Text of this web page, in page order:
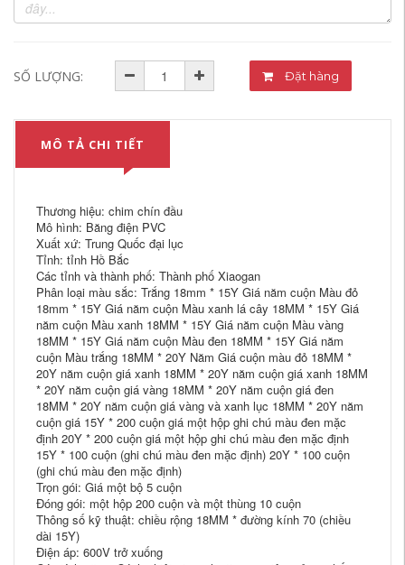
SỐ LƯỢNG: Đặt hàng
MÔ TẢ CHI TIẾT
Thương hiệu: chim chín đầu
Mô hình: Băng điện PVC
Xuất xứ: Trung Quốc đại lục
Tỉnh: tỉnh Hồ Bắc
Các tỉnh và thành phố: Thành phố Xiaogan
Phân loại màu sắc: Trắng 18mm * 15Y Giá năm cuộn Màu đỏ
18mm * 15Y Giá năm cuộn Màu xanh lá cây 18MM * 15Y Giá
năm cuộn Màu xanh 18MM * 15Y Giá năm cuộn Màu vàng
18MM * 15Y Giá năm cuộn Màu đen 18MM * 15Y Giá năm
cuộn Màu trắng 18MM * 20Y Năm Giá cuộn màu đỏ 18MM *
20Y năm cuộn giá xanh 18MM * 20Y năm cuộn giá xanh 18MM
* 20Y năm cuộn giá vàng 18MM * 20Y năm cuộn giá đen
18MM * 20Y năm cuộn giá vàng và xanh lục 18MM * 20Y năm
cuộn giá 15Y * 200 cuộn giá một hộp ghi chú màu đen mặc
định 20Y * 200 cuộn giá một hộp ghi chú màu đen mặc định
15Y * 100 cuộn (ghi chú màu đen mặc định) 20Y * 100 cuộn
(ghi chú màu đen mặc định)
Trọn gói: Giá một bộ 5 cuộn
Đóng gói: một hộp 200 cuộn và một thùng 10 cuộn
Thông số kỹ thuật: chiều rộng 18MM * đường kính 70 (chiều
dài 15Y)
Điện áp: 600V trở xuống